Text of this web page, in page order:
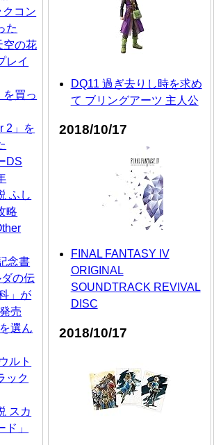
コン
た
空の花
レイ
買っ
2」を
DS
ふし
略
念書
の伝
」が
売
選ん
ルト
ック
スカ
」
DQ11 過ぎ去りし時を求め
て ブリングアーツ 主人公
2018/10/17
FINAL FANTASY IV
ORIGINAL
SOUNDTRACK REVIVAL
DISC
2018/10/17